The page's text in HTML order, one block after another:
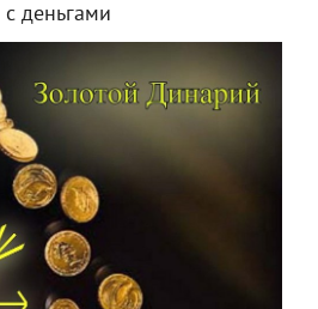
деньгами